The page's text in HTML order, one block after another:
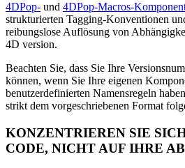
4DPop- und 4DPop-Macros-
strukturierten Tagging-Konventionen
reibungslose Auflösung von
4D version.
Beachten Sie, dass Sie Ihre
können, wenn Sie Ihre eigenen
benutzerdefinierten Namensregeln
strikt dem vorgeschriebenen Format
KONZENTRIEREN SIE
CODE, NICHT AUF IHRE